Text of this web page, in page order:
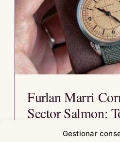
Gestionar
Furlan Marri
Sector Salmon:
amamos de la